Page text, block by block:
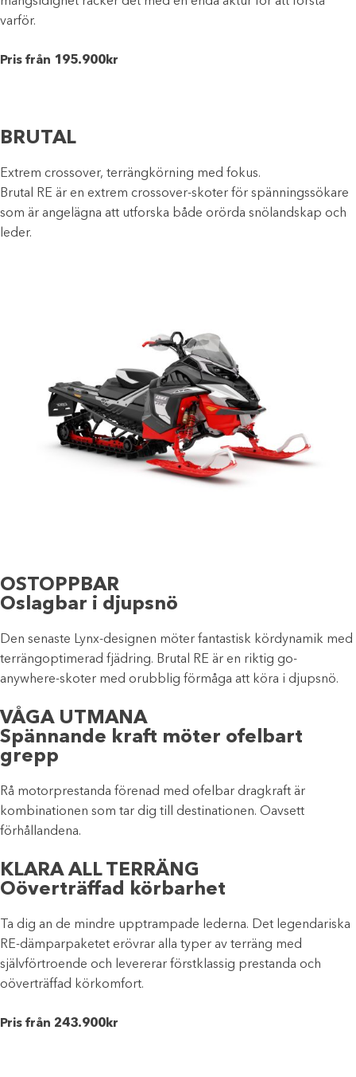
varför.
Pris från 195.900kr
BRUTAL
Extrem crossover, terrängkörning med fokus.
Brutal RE är en extrem crossover-skoter för spänningssökare
som är angelägna att utforska både orörda snölandskap och
leder.
OSTOPPBAR
Oslagbar i djupsnö
Den senaste Lynx-designen möter fantastisk kördynamik med
terrängoptimerad fjädring. Brutal RE är en riktig go-
anywhere-skoter med orubblig förmåga att köra i djupsnö.
VÅGA UTMANA
Spännande kraft möter ofelbart
grepp
Rå motorprestanda förenad med ofelbar dragkraft är
kombinationen som tar dig till destinationen. Oavsett
förhållandena.
KLARA ALL TERRÄNG
Oöverträffad körbarhet
Ta dig an de mindre upptrampade lederna. Det legendariska
RE-dämparpaketet erövrar alla typer av terräng med
självförtroende och levererar förstklassig prestanda och
oöverträffad körkomfort.
Pris från 243.900kr